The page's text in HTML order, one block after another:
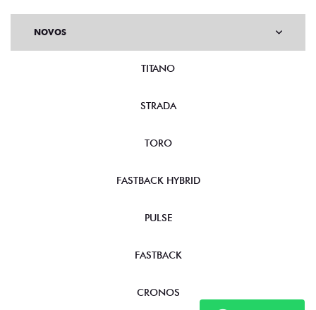
NOVOS
TITANO
STRADA
TORO
FASTBACK HYBRID
PULSE
FASTBACK
CRONOS